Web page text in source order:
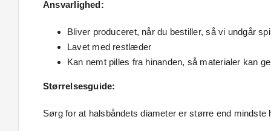
Ansvarlighed:
Bliver produceret, når du bestiller, så vi undgår
Lavet med restlæder
Kan nemt pilles fra hinanden, så materialer kan
Størrelsesguide:
Sørg for at halsbåndets diameter er større end